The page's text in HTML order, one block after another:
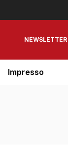
NEWSLETTER
Impresso